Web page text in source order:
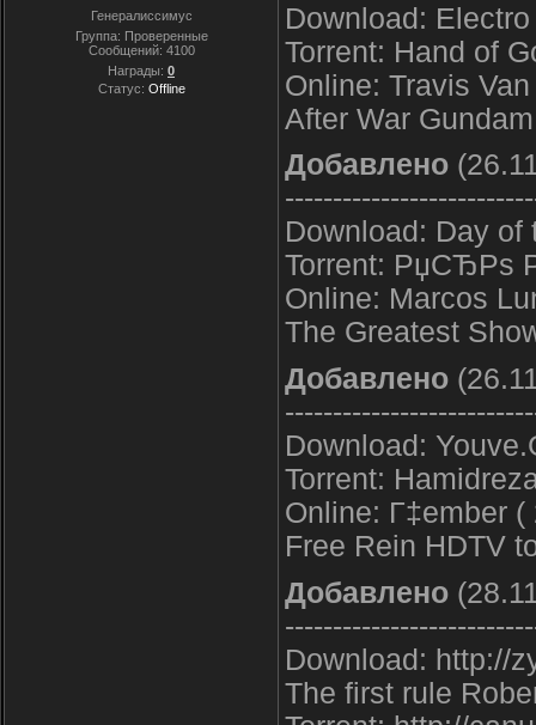
Генералиссимус
Группа: Проверенные
Сообщений: 4100
Награды: 0
Статус: Offline
Download:
Torrent: Hand of
Online: Travis
After War
Добавлено
Download: Day of
Torrent: РџСЂРѕ
Online: Marcos
The Greatest
Добавлено
Download:
Torrent:
Online: Г‡ember (
Free Rein HDTV
Добавлено
Download: http://
The first rule